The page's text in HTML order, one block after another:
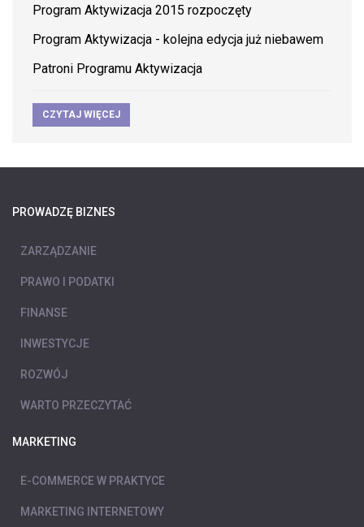
Program Aktywizacja 2015 rozpoczęty
Program Aktywizacja - kolejna edycja już niebawem
Patroni Programu Aktywizacja
CZYTAJ WIĘCEJ
PROWADZĘ BIZNES
ZARZĄDZANIE
PRAWO I PODATKI
FINANSE
INWESTYCJE
ROZWÓJ
WARTO PRZECZYTAĆ
MARKETING
E-COMMERCE W PRAKTYCE
MARKETING INTERNETOWY